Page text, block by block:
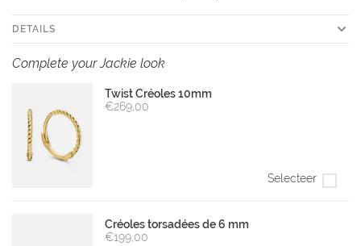
DETAILS
Complete your Jackie look
Twist Créoles 10mm
€269,00
Selecteer
Créoles torsadées de 6 mm
€199,00